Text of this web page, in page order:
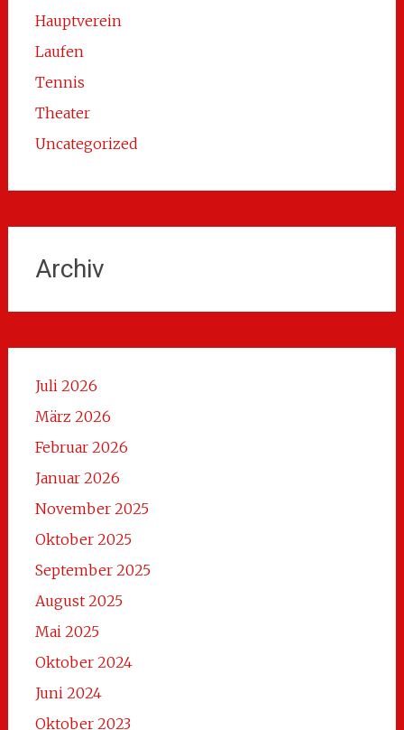
Hauptverein
Laufen
Tennis
Theater
Uncategorized
Archiv
Juli 2026
März 2026
Februar 2026
Januar 2026
November 2025
Oktober 2025
September 2025
August 2025
Mai 2025
Oktober 2024
Juni 2024
Oktober 2023